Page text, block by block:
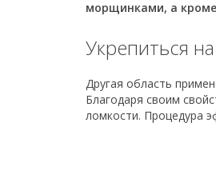
морщинками, а
Укрепиться
Другая область
Благодаря своим
ломкости. Процедура